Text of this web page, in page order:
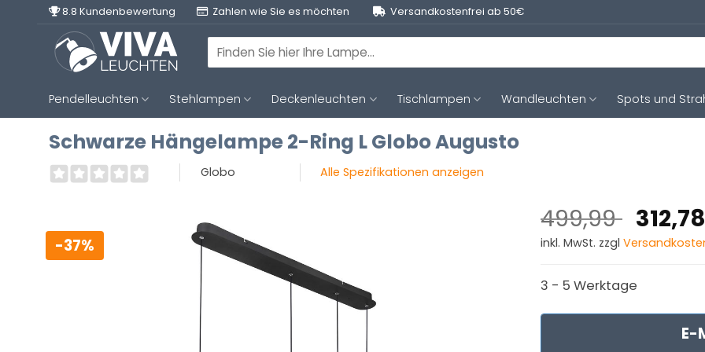
8.8 Kundenbewertung Zahlen wie Sie es möchten Versandkostenfrei ab 50€
Suchen
nach:
Pendelleuchten Stehlampen Deckenleuchten Tischlampen Wandleuchten Spots und
Schwarze Hängelampe 2-Ring L Globo Augusto
Globo Alle Spezifikationen anzeigen
-37%
499,99
Preis
312,78
inkl. MwSt. zzgl
3 - 5 Werktage
E-